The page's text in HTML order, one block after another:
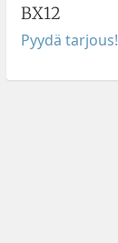
BX12
Pyydä tarjous!